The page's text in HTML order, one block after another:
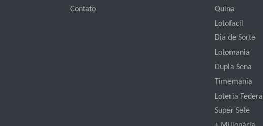
Contato
Quina
Lotofacil
Dia de Sorte
Lotomania
Dupla Sena
Timemania
Loteria Federal
Super Sete